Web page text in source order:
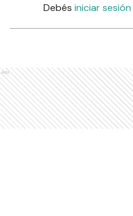
Debés iniciar sesión
Ads